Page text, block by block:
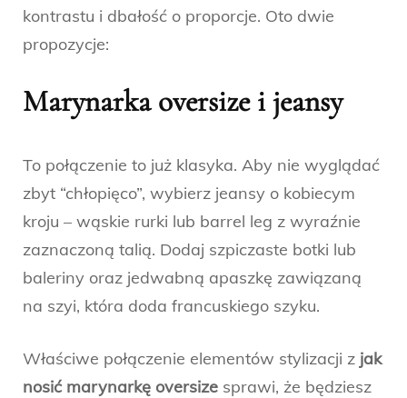
kontrastu i dbałość o proporcje. Oto dwie
propozycje:
Marynarka oversize i jeansy
To połączenie to już klasyka. Aby nie wyglądać
zbyt “chłopięco”, wybierz jeansy o kobiecym
kroju – wąskie rurki lub barrel leg z wyraźnie
zaznaczoną talią. Dodaj szpiczaste botki lub
baleriny oraz jedwabną apaszkę zawiązaną
na szyi, która doda francuskiego szyku.
Właściwe połączenie elementów stylizacji z jak
nosić marynarkę oversize sprawi, że będziesz